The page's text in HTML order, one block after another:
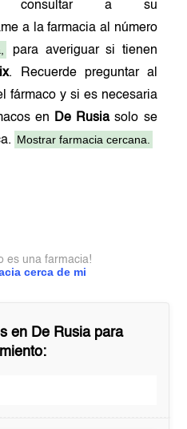
consultar a su
a la farmacia al número
para averiguar si tienen
. Recuerde preguntar al
fármaco y si es necesaria
en
De Rusiasolo se
Mostrar farmacia cercana.
cerca de mi
es una farmacia!
en De Rusiapara